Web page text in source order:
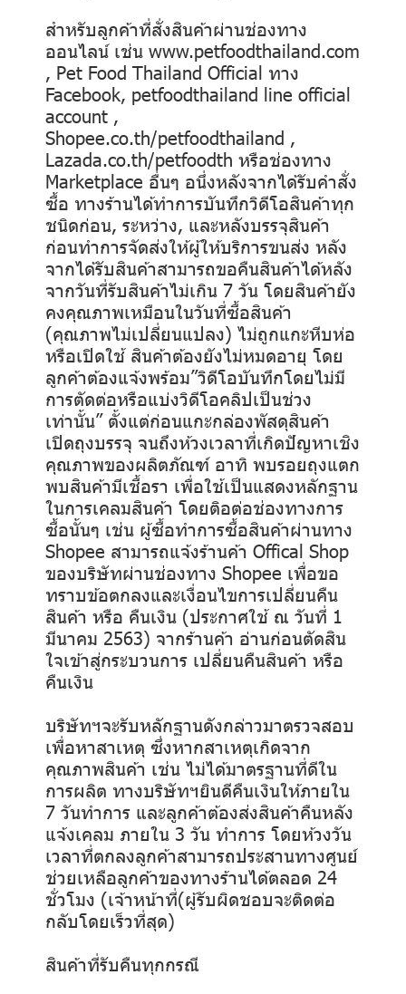
สำหรับลูกค้าที่สั่งสินค้าผ่านช่องทาง
ออนไลน์ เช่น www.petfoodthailand.com
, Pet Food Thailand Official ทาง
Facebook, petfoodthailand line official
account ,
Shopee.co.th/petfoodthailand ,
Lazada.co.th/petfoodth หรือช่องทาง
Marketplace อื่นๆ อนึ่งหลังจากได้รับคำสั่ง
ซื้อ ทางร้านได้ทำการบันทึกวิดีโอสินค้าทุก
ชนิดก่อน, ระหว่าง, และหลังบรรจุสินค้า
ก่อนทำการจัดส่งให้ผู้ให้บริการขนส่ง หลัง
จากได้รับสินค้าสามารถขอคืนสินค้าได้หลัง
จากวันที่รับสินค้าไม่เกิน 7 วัน โดยสินค้ายัง
คงคุณภาพเหมือนในวันที่ซื้อสินค้า
(คุณภาพไม่เปลี่ยนแปลง) ไม่ถูกแกะหีบห่อ
หรือเปิดใช้ สินค้าต้องยังไม่หมดอายุ โดย
ลูกค้าต้องแจ้งพร้อม”วิดีโอบันทึกโดยไม่มี
การตัดต่อหรือแบ่งวิดีโอคลิปเป็นช่วง
เท่านั้น” ตั้งแต่ก่อนแกะกล่องพัสดุสินค้า
เปิดถุงบรรจุ จนถึงห้วงเวลาที่เกิดปัญหาเชิง
คุณภาพของผลิตภัณฑ์ อาทิ พบรอยถุงแตก
พบสินค้ามีเชื้อรา เพื่อใช้เป็นแสดงหลักฐาน
ในการเคลมสินค้า โดยติอต่อช่องทางการ
ซื้อนั้นๆ เช่น ผู้ซื้อทำการซื้อสินค้าผ่านทาง
Shopee สามารถแจ้งร้านค้า Offical Shop
ของบริษัทผ่านช่องทาง Shopee เพื่อขอ
ทราบข้อตกลงและเงื่อนไขการเปลี่ยนคืน
สินค้า หรือ คืนเงิน (ประกาศใช้ ณ วันที่ 1
มีนาคม 2563) จากร้านค้า อ่านก่อนตัดสิน
ใจเข้าสู่กระบวนการ เปลี่ยนคืนสินค้า หรือ
คืนเงิน
บริษัทฯจะรับหลักฐานดังกล่าวมาตรวจสอบ
เพื่อหาสาเหตุ ซึ่งหากสาเหตุเกิดจาก
คุณภาพสินค้า เช่น ไม่ได้มาตรฐานที่ดีใน
การผลิต ทางบริษัทฯยินดีคืนเงินให้ภายใน
7 วันทำการ และลูกค้าต้องส่งสินค้าคืนหลัง
แจ้งเคลม ภายใน 3 วัน ทำการ โดยห้วงวัน
เวลาที่ตกลงลูกค้าสามารถประสานทางศูนย์
ช่วยเหลือลูกค้าของทางร้านได้ตลอด 24
ชั่วโมง (เจ้าหน้าที่(ผู้รับผิดชอบจะติดต่อ
กลับโดยเร็วที่สุด)
สินค้าที่รับคืนทุกกรณี